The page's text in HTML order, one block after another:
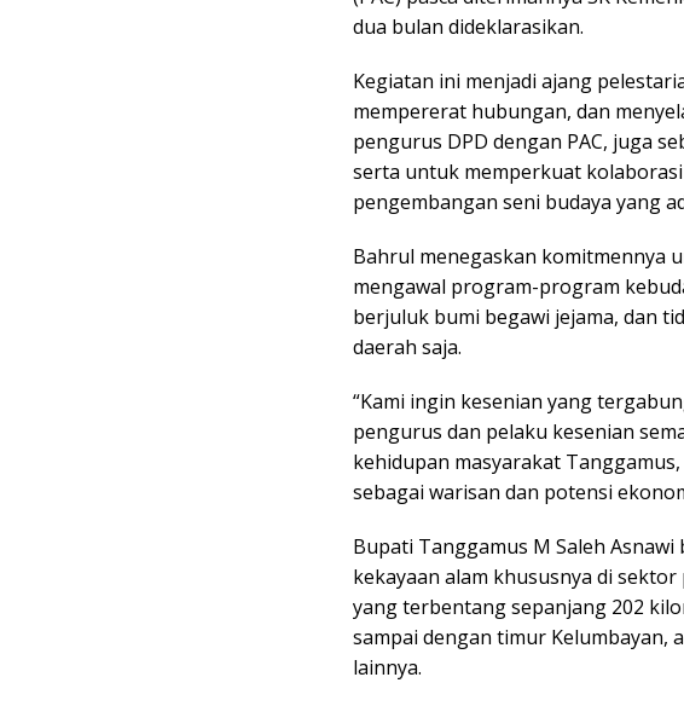
dua bulan dideklarasikan.
Kegiatan ini menjadi ajang
mempererat hubungan, dan
pengurus DPD dengan PAC, juga
serta untuk memperkuat
pengembangan seni budaya yang
Bahrul menegaskan komitmennya
mengawal program-program
berjuluk bumi begawi jejama, dan
daerah saja.
“Kami ingin kesenian yang
pengurus dan pelaku kesenian
kehidupan masyarakat
sebagai warisan dan potensi
Bupati Tanggamus M Saleh
kekayaan alam khususnya di
yang terbentang sepanjang 202
sampai dengan timur Kelumbayan,
lainnya.